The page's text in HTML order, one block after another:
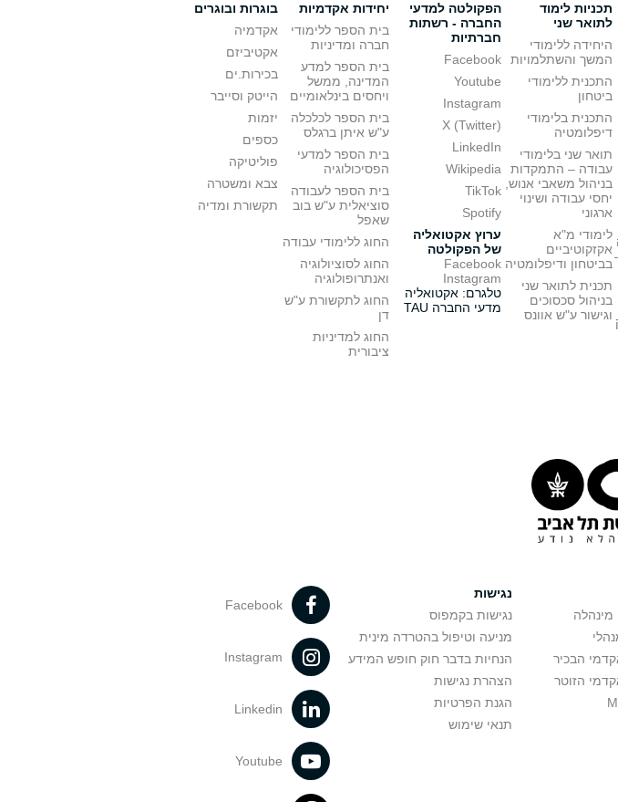
תכניות לימוד
לתואר שני
היחידה ללימודי
המשך והשתלמויות
התכנית ללימודי
ביטחון
התכנית בלימודי
דיפלומטיה
תואר שני בלימודי
עבודה – התמקדות
בניהול משאבי אנוש,
יחסי עבודה ושינוי
ארגוני
לימודי מ"א
אקזקוטיביים
בביטחון ודיפלומטיה
תכנית לתואר שני
בניהול סכסוכים
וגישור ע"ש אוונס
הפקולטה למדעי
החברה - רשתות
חברתיות
Facebook
Youtube
Instagram
X (Twitter)
LinkedIn
Wikipedia
TikTok
Spotify
ערוץ אקטואליה
של הפקולטה
Facebook
Instagram
טלגרם: אקטואליה
מדעי החברה TAU
יחידות אקדמיות
בית הספר ללימודי
חברה ומדיניות
בית הספר למדע
המדינה, ממשל
ויחסים בינלאומיים
בית הספר לכלכלה
ע"ש איתן ברגלס
בית הספר למדעי
הפסיכולוגיה
בית הספר לעבודה
סוציאלית ע"ש בוב
שאפל
החוג ללימודי עבודה
החוג לסוציולוגיה
ואנתרופולוגיה
החוג לתקשורת ע"ש
דן
החוג למדיניות
ציבורית
בוגרות ובוגרים
אקדמיה
אקטיביזם
בכירות.ים
הייטק וסייבר
יזמות
כספים
פוליטיקה
צבא ומשטרה
תקשורת ומדיה
מינהלה
הבכיר
הזוטר
נגישות
נגישות בקמפוס
מניעה וטיפול בהטרדה מינית
הנחיות בדבר חוק חופש המידע
הצהרת נגישות
הגנת הפרטיות
תנאי שימוש
Facebook
Instagram
Linkedin
Youtube